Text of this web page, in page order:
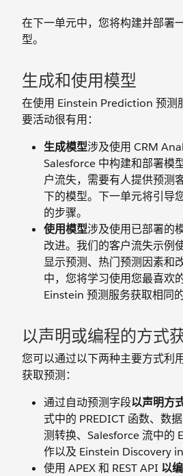
在下一单元中，您将构建并部署
型。
生成和使用模型
在使用 Einstein Prediction 预测
要活动很有用：
生成模型涉及使用 CRM
Salesforce 中构建和部署模
户流失，需要有人提供预测
下的模型。下一单元将引导
的步骤。
使用模型涉及使用已部署的
改进。我们的客户流失示例
显示预测、热门预测因素和
中，您将学习使用您最喜欢
Einstein 预测服务获取相同的
以声明或编程的方式
您可以通过以下两种主要方式利
获取预测：
通过自动预测字段以声明方
式中的 PREDICT 函数、数
测转换、Salesforce 流中的
作以及 Einstein Discovery in
使用 APEX 和 REST API 以